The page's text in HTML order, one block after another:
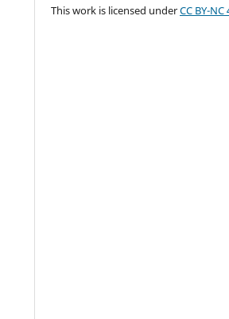
This work is licensed underCC BY-NC